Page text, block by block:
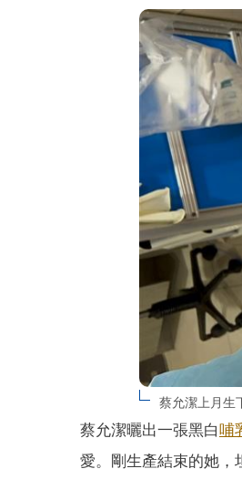
蔡允潔上月生
蔡允潔曬出一張黑白哺
愛。剛生產結束的她，